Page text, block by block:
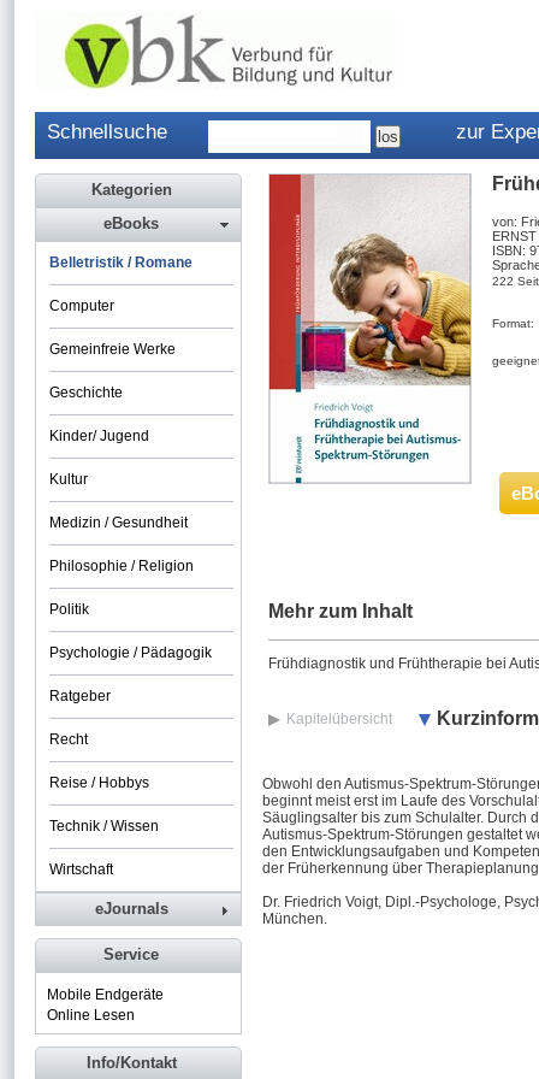
Schnellsuche zur
von:
ISBN:
222
Format:
Mehr zum Inhalt
Frühdiagnostik und Frühtherapie bei
Kapitelübersicht
Obwohl den Autismus-Spektrum-
beginnt meist erst im Laufe des
Säuglingsalter bis zum Schulalter. Durch
Autismus-Spektrum-Störungen gestaltet
den Entwicklungsaufgaben und
der Früherkennung über
Dr. Friedrich Voigt, Dipl.-Psychologe,
München.
Kategorien
eBooks
Belletristik / Romane
Computer
Gemeinfreie Werke
Geschichte
Kinder/ Jugend
Kultur
Medizin / Gesundheit
Philosophie / Religion
Politik
Psychologie / Pädagogik
Ratgeber
Recht
Reise / Hobbys
Technik / Wissen
Wirtschaft
eJournals
Service
Mobile Endgeräte
Online Lesen
Info/Kontakt